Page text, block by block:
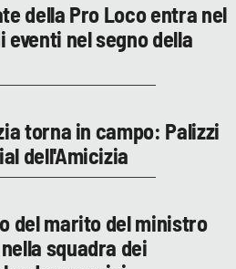
della Pro Loco entra nel
nel segno della
torna in campo: Palizzi
dell'Amicizia
del marito del ministro
squadra dei